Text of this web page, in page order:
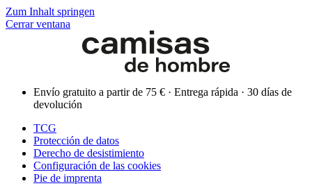
Zum Inhalt springen
Cerrar ventana
Envío gratuito a partir de 75 € · Entrega rápida · 30 días de
devolución
TCG
Protección de datos
Derecho de desistimiento
Configuración de las cookies
Pie de imprenta